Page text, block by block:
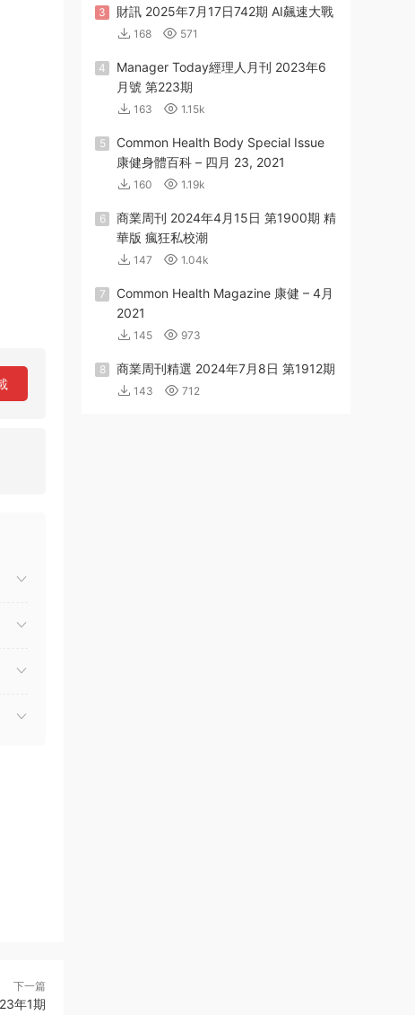
下一篇
年1期
3 財訊 2025年7月17日742期 AI飆速大戰
168 571
4
Manager Today經理人月刊 2023年6
月號 第223期
163 1.15k
5
Common Health Body Special Issue
康健身體百科 – 四月 23, 2021
160 1.19k
6
商業周刊 2024年4月15日 第1900期 精
華版 瘋狂私校潮
147 1.04k
7
Common Health Magazine 康健 – 4月
2021
145 973
8 商業周刊精選 2024年7月8日 第1912期
143 712